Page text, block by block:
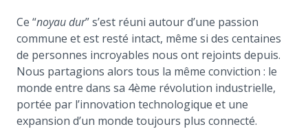
Ce “noyau dur” s’est réuni autour d’une passion
commune et est resté intact, même si des centaines
de personnes incroyables nous ont rejoints depuis.
Nous partagions alors tous la même conviction : le
monde entre dans sa 4ème révolution industrielle,
portée par l’innovation technologique et une
expansion d’un monde toujours plus connecté.